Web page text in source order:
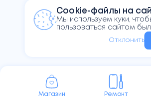
Магазин Ремонт
Cookie-файлы на
Мы используем куки,
пользоваться сайтом
Отклонить